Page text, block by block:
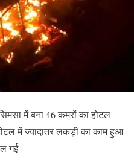
में बना 46 कमरों का होटल
में ज्यादातर लकड़ी का काम हुआ
गई।